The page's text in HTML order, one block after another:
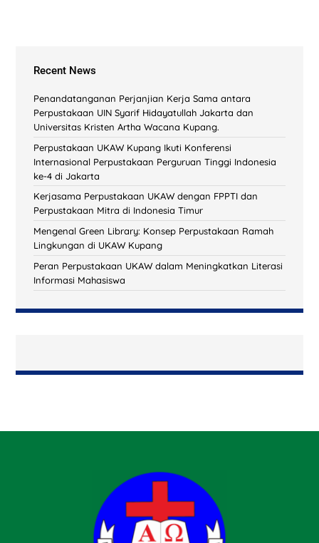
Recent News
Penandatanganan Perjanjian Kerja Sama antara
Perpustakaan UIN Syarif Hidayatullah Jakarta dan
Universitas Kristen Artha Wacana Kupang.
Perpustakaan UKAW Kupang Ikuti Konferensi
Internasional Perpustakaan Perguruan Tinggi Indonesia
ke-4 di Jakarta
Kerjasama Perpustakaan UKAW dengan FPPTI dan
Perpustakaan Mitra di Indonesia Timur
Mengenal Green Library: Konsep Perpustakaan Ramah
Lingkungan di UKAW Kupang
Peran Perpustakaan UKAW dalam Meningkatkan Literasi
Informasi Mahasiswa